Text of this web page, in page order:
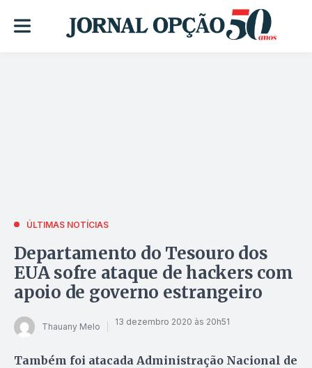
ÚLTIMAS NOTÍCIAS
Departamento do Tesouro dos
EUA sofre ataque de hackers com
apoio de governo estrangeiro
Thauany Melo 13 dezembro 2020 às 20h51
Também foi atacada Administração Nacional de